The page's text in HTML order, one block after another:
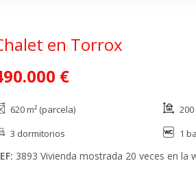
en Torrox
€
620 m² (parcela) 200
3 dormitorios
1
3893 Vivienda mostrada 20 veces en la